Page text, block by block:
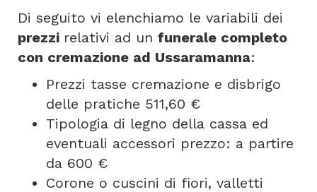
Di seguito vi elenchiamo le variabili dei
prezzi relativi ad un funerale completo
con cremazione ad Ussaramanna:
Prezzi tasse cremazione e disbrigo
delle pratiche 511,60 €
Tipologia di legno della cassa ed
eventuali accessori prezzo: a partire
da 600 €
Corone o cuscini di fiori, valletti